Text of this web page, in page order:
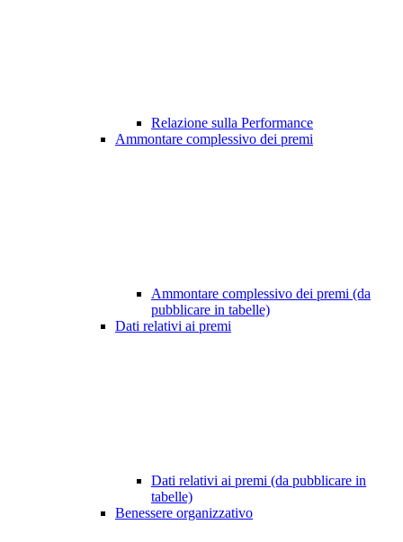
Relazione sulla Performance
Ammontare complessivo dei premi
Ammontare complessivo dei premi (da
pubblicare in tabelle)
Dati relativi ai premi
Dati relativi ai premi (da pubblicare in
tabelle)
Benessere organizzativo